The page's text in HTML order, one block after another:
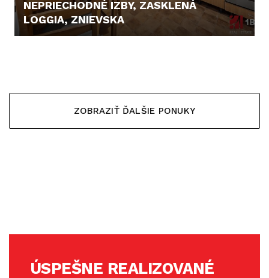
NEPRIECHODNÉ IZBY, ZASKLENÁ
LOGGIA, ZNIEVSKA
ZOBRAZIŤ ĎALŠIE PONUKY
ÚSPEŠNE REALIZOVANÉ